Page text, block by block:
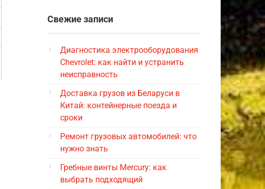
Свежие записи
Диагностика электрооборудования
Chevrolet: как найти и устранить
неисправность
Доставка грузов из Беларуси в
Китай: контейнерные поезда и
сроки
Ремонт грузовых автомобилей: что
нужно знать
Гребные винты Mercury: как
выбрать подходящий